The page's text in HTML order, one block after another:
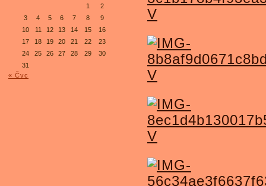
1
2
3
4 5 6 7 8
9
10
11 12 13 14 15
16
17
18 19 20 21 22
23
24
25 26 27 28 29
30
31
« Čvc